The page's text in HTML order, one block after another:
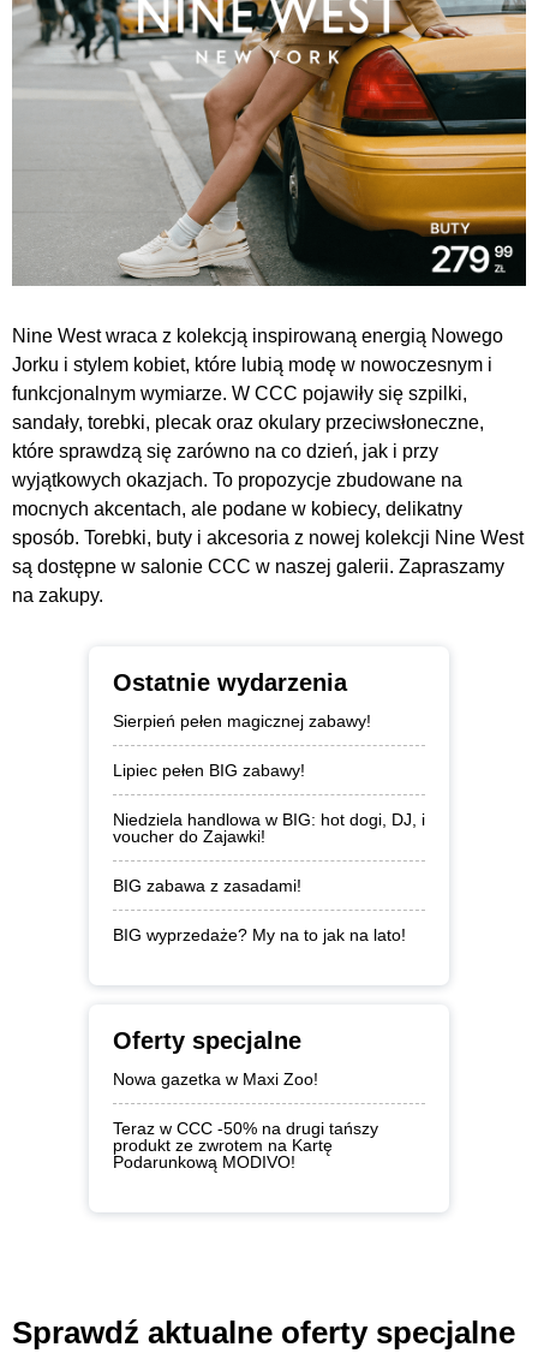
Nine West wraca z kolekcją inspirowaną energią Nowego
Jorku i stylem kobiet, które lubią modę w nowoczesnym i
funkcjonalnym wymiarze. W CCC pojawiły się szpilki,
sandały, torebki, plecak oraz okulary przeciwsłoneczne,
które sprawdzą się zarówno na co dzień, jak i przy
wyjątkowych okazjach. To propozycje zbudowane na
mocnych akcentach, ale podane w kobiecy, delikatny
sposób. Torebki, buty i akcesoria z nowej kolekcji Nine West
są dostępne w salonie CCC w naszej galerii. Zapraszamy
na zakupy.
Ostatnie wydarzenia
Sierpień pełen magicznej zabawy!
Lipiec pełen BIG zabawy!
Niedziela handlowa w BIG: hot dogi, DJ, i
voucher do Zajawki!
BIG zabawa z zasadami!
BIG wyprzedaże? My na to jak na lato!
Oferty specjalne
Nowa gazetka w Maxi Zoo!
Teraz w CCC -50% na drugi tańszy
produkt ze zwrotem na Kartę
Podarunkową MODIVO!
Sprawdź aktualne oferty specjalne